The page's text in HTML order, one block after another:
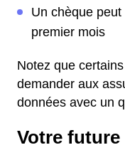
Un chèque
premier mois
Notez que
demander aux
données avec un
Votre future